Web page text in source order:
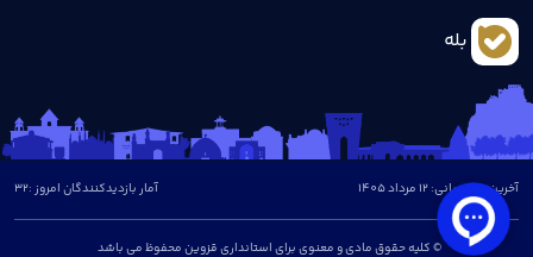
بله
آخرین بروزرسانی: 12 مرداد 1405
© کلیه حقوق مادی و معنوی برای استانداری قزوین محفوظ می باشد
آمار بازدیدکنندگان امروز :32